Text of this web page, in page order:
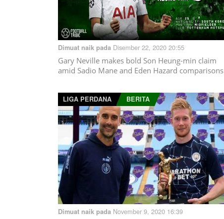
Dimuat naik pada Disember 22, 2020 20:55
Gary Neville makes bold Son Heung-min claim
amid Sadio Mane and Eden Hazard comparisons
LIGA PERDANA BERITA
Dimuat naik pada November 9, 2020 16:39